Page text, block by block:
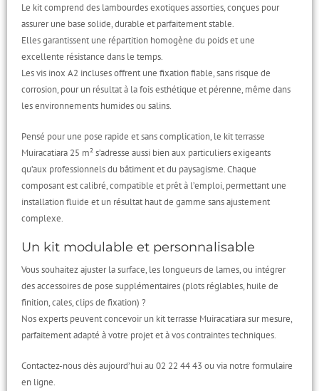
Le kit comprend des lambourdes exotiques assorties, conçues pour
assurer une base solide, durable et parfaitement stable.
Elles garantissent une répartition homogène du poids et une
excellente résistance dans le temps.
Les vis inox A2 incluses offrent une fixation fiable, sans risque de
corrosion, pour un résultat à la fois esthétique et pérenne, même dans
les environnements humides ou salins.
Pensé pour une pose rapide et sans complication, le kit terrasse
Muiracatiara 25 m² s’adresse aussi bien aux particuliers exigeants
qu’aux professionnels du bâtiment et du paysagisme. Chaque
composant est calibré, compatible et prêt à l’emploi, permettant une
installation fluide et un résultat haut de gamme sans ajustement
complexe.
Un kit modulable et personnalisable
Vous souhaitez ajuster la surface, les longueurs de lames, ou intégrer
des accessoires de pose supplémentaires (plots réglables, huile de
finition, cales, clips de fixation) ?
Nos experts peuvent concevoir un kit terrasse Muiracatiara sur mesure,
parfaitement adapté à votre projet et à vos contraintes techniques.
Contactez-nous dès aujourd’hui au 02 22 44 43 ou via notre formulaire
en ligne.